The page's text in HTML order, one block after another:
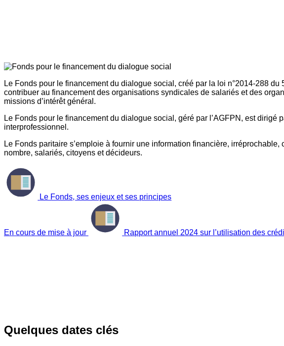
Le Fonds pour le financement du dialogue social, créé par la loi n°2014-288
contribuer au financement des organisations syndicales de salariés et des
missions d’intérêt général.
Le Fonds pour le financement du dialogue social, géré par l’AGFPN, est
interprofessionnel.
Le Fonds paritaire s’emploie à fournir une information financière,
nombre, salariés, citoyens et décideurs.
Le Fonds, ses enjeux et ses principes
En cours de mise à jour Rapport annuel 2024 sur l’utilisation des
Quelques dates clés